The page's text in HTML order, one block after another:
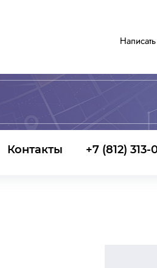
Контакты +7 (812) 313-